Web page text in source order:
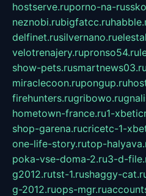
hostserve.ruporno-na-
neznobi.rubigfatcc.ru
delfinet.rusilvernano.ru
velotrenajery.rupronso54.ru
show-pets.rusmartnews03.ru
miraclecoon.rupongup.ru
firehunters.rugribowo.ru
hometown-france.ru1-
shop-garena.rucricetc-1-
one-life-story.rutop-
poka-vse-doma-2.ru3-d-
g2012.rutst-1.rushaggy-
g-2012.ruops-mgr.ru